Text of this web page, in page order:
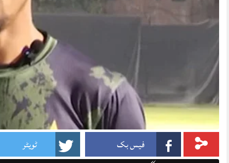
فیس بک ٹویٹر